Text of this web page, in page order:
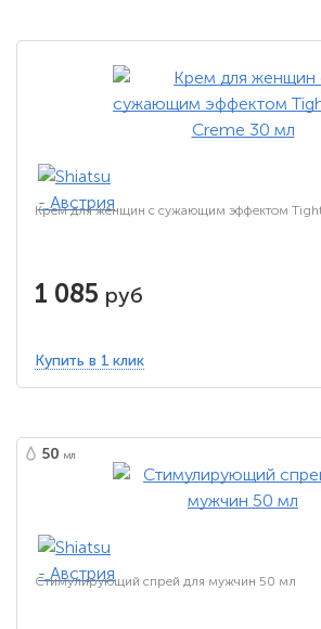
Крем для женщин с сужающим эффектом
1 085 руб
Купить в 1 клик
50 мл
Стимулирующий спрей для мужчин 50 мл